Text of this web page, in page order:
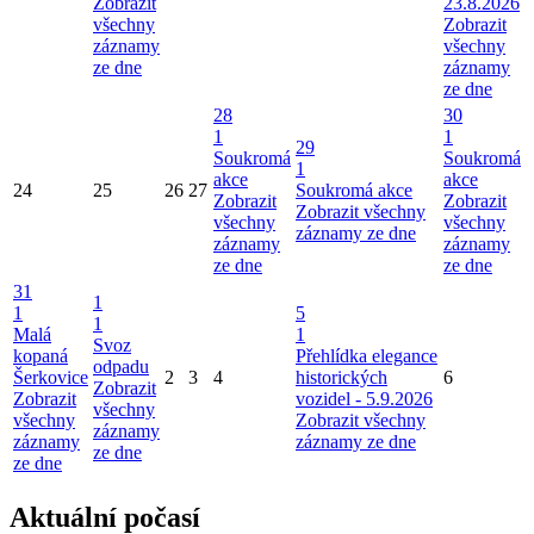
všechny
záznamy
ze dne
Zobrazit
všechny
záznamy
ze dne
24 25 26 27
28
1
Soukromá
akce
Zobrazit
všechny
záznamy
ze dne
29
1
Soukromá akce
Zobrazit všechny
záznamy ze dne
30
1
Soukromá
akce
Zobrazit
všechny
záznamy
ze dne
31
1
Malá
kopaná
Šerkovice
Zobrazit
všechny
záznamy
ze dne
1
1
Svoz
odpadu
Zobrazit
všechny
záznamy
ze dne
2 3 4
5
1
Přehlídka elegance
historických
vozidel - 5.9.2026
Zobrazit všechny
záznamy ze dne
6
Aktuální počasí